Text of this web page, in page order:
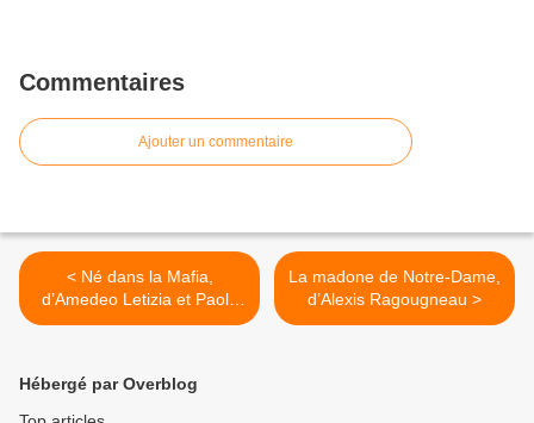
Commentaires
Ajouter un commentaire
< Né dans la Mafia,
d’Amedeo Letizia et Paola
Zanuttini
La madone de Notre-Dame,
d’Alexis Ragougneau >
Hébergé par Overblog